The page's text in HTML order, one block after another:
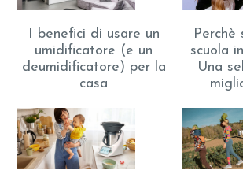
I benefici di usare un
umidificatore (e un
deumidificatore) per la
casa
Perchè
scuola
Una